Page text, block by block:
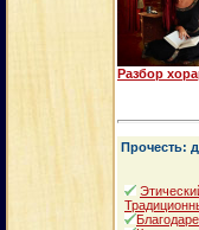
Разбор
Прочесть: